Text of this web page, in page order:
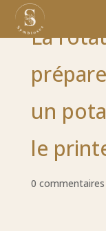
La
un
le
0 commentaires